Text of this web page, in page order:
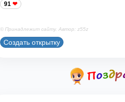
91
© Принадлежит сайту. Автор: z55z
Создать открытку